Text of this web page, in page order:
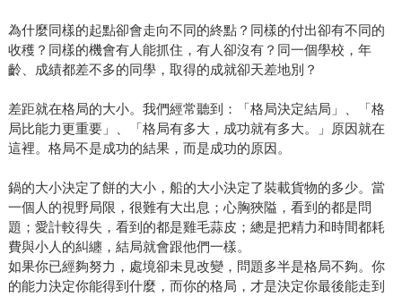
為什麼同樣的起點卻會走向不同的終點？同樣的付出卻有不同的
收穫？同樣的機會有人能抓住，有人卻沒有？同一個學校，年
齡、成績都差不多的同學，取得的成就卻天差地別？
差距就在格局的大小。我們經常聽到：「格局決定結局」、「格
局比能力更重要」、「格局有多大，成功就有多大。」原因就在
這裡。格局不是成功的結果，而是成功的原因。
鍋的大小決定了餅的大小，船的大小決定了裝載貨物的多少。當
一個人的視野局限，很難有大出息；心胸狹隘，看到的都是問
題；愛計較得失，看到的都是雞毛蒜皮；總是把精力和時間都耗
費與小人的糾纏，結局就會跟他們一樣。
如果你已經夠努力，處境卻未見改變，問題多半是格局不夠。你
的能力決定你能得到什麼，而你的格局，才是決定你最後能走到